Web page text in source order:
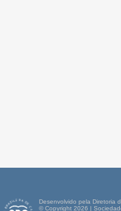
Desenvolvido pela Diretoria
© Copyright 2026 |